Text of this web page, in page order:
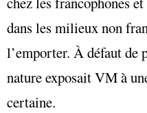
dans les milieux non
l’emporter. À défaut de
nature exposait VM à
certaine.